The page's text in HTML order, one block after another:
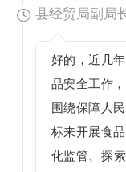
县经贸局副局
好的，近几
品安全工作
围绕保障人
标来开展食
化监管、探